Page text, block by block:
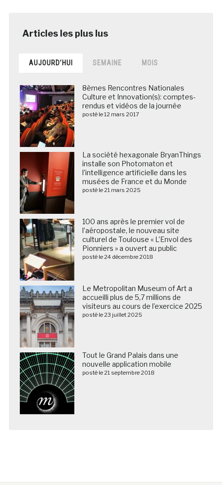
AUJOURD’HUI SEMAINE MOIS
8èmes Rencontres Nationales
Culture et Innovation(s): comptes-
rendus et vidéos de la journée
posté le 12 mars 2017
La société hexagonale BryanThings
installe son Photomaton et
l’intelligence artificielle dans les
musées de France et du Monde
posté le 21 mars 2025
100 ans après le premier vol de
l’aéropostale, le nouveau site
culturel de Toulouse « L’Envol des
Pionniers » a ouvert au public
posté le 24 décembre 2018
Le Metropolitan Museum of Art a
accueilli plus de 5,7 millions de
visiteurs au cours de l’exercice 2025
posté le 23 juillet 2025
Tout le Grand Palais dans une
nouvelle application mobile
posté le 21 septembre 2018